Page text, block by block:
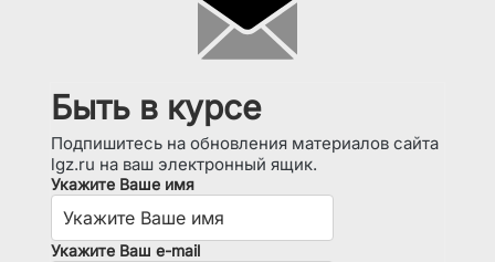
Быть в курсе
Подпишитесь на обновления материалов сайта
lgz.ru на ваш электронный ящик.
Укажите Ваше имя
Укажите Ваш e-mail